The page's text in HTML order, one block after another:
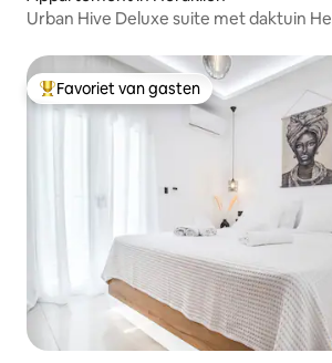
Urban Hive Deluxe suite met daktuin
Topfavoriet van gasten
Favoriet van gasten